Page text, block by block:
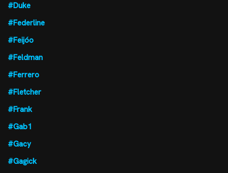
#Duke
#Federline
#Feijóo
#Feldman
#Ferrero
#Fletcher
#Frank
#Gab1
#Gacy
#Gagick